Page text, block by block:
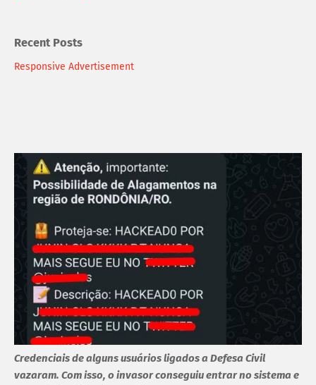
C
I
Recent Posts
Responsive Advertisement
Credenciais de alguns usuários ligados a Defesa Civil
vazaram. Com isso, o invasor conseguiu entrar no sistema e